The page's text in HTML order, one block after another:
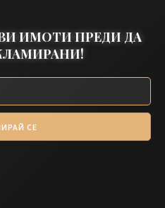
ИМОТИ ПРЕДИ ДА
СЕ